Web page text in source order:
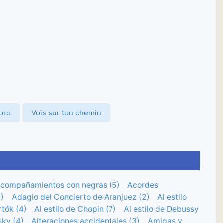
Vois sur ton chemin
con negras (5)
Acordes
Adagio del Concierto de Aranjuez (2)
Al estilo
(4)
Al estilo de Chopin (7)
Al estilo de Debussy
(4)
Alteraciones accidentales (3) Amigas y